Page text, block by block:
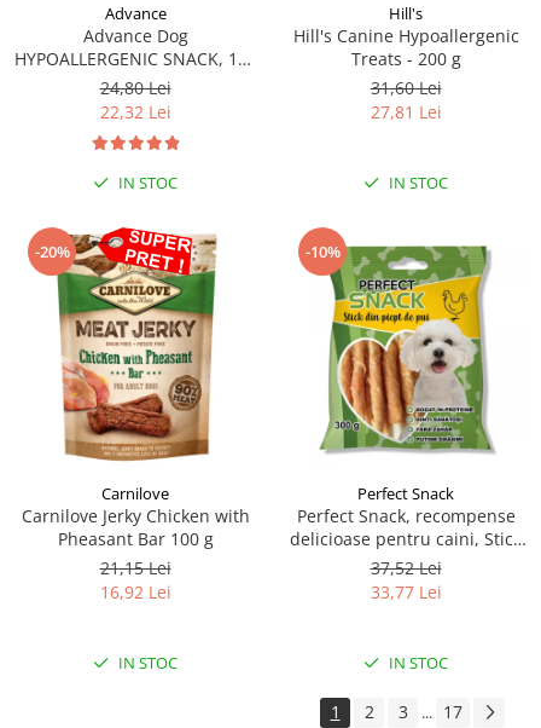
Advance
Advance Dog
HYPOALLERGENIC SNACK, 150
g
24,80 Lei
22,32 Lei
IN STOC
Hill's
Hill's Canine Hypoallergenic
Treats - 200 g
31,60 Lei
27,81 Lei
IN STOC
-20%
Carnilove
Carnilove Jerky Chicken with
Pheasant Bar 100 g
21,15 Lei
16,92 Lei
IN STOC
-10%
Perfect Snack
Perfect Snack, recompense
delicioase pentru caini, Stick
din piept de pui– 300 g
37,52 Lei
33,77 Lei
IN STOC
1 2 3 ... 17